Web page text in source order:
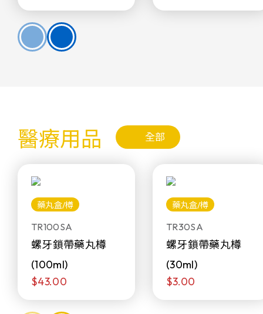
醫療用品 全部
藥丸盒/樽
TR100SA
螺牙鎖帶藥丸樽
(100ml)
$43.00
藥丸盒/樽
TR30SA
螺牙鎖帶藥丸樽
(30ml)
$3.00